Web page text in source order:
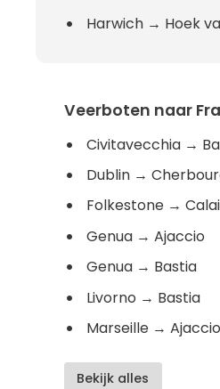
Harwich → Hoek
Veerboten naar
Civitavecchia →
Dublin →
Folkestone →
Genua → Ajaccio
Genua → Bastia
Livorno → Bastia
Marseille → Ajaccio
Bekijk alles